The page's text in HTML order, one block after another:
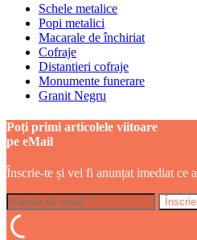
Schele metalice
Popi metalici
Macarale de închiriat
Cofraje
Distantieri cofraje
Monumente funerare
Granit Negru
Poți primi articolele viitoare
pe eMail
Înscrie-te și vei fi anunțat imediat ce